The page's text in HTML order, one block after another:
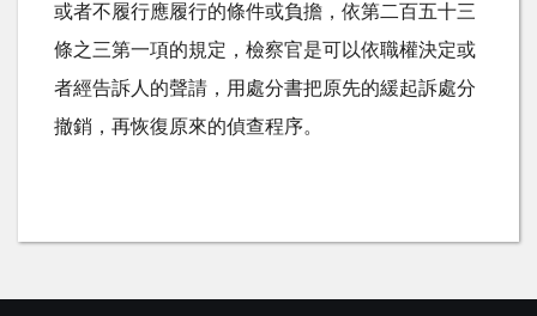
或者不履行應履行的條件或負擔，依第二百五十三
條之三第一項的規定，檢察官是可以依職權決定或
者經告訴人的聲請，用處分書把原先的緩起訴處分
撤銷，再恢復原來的偵查程序。